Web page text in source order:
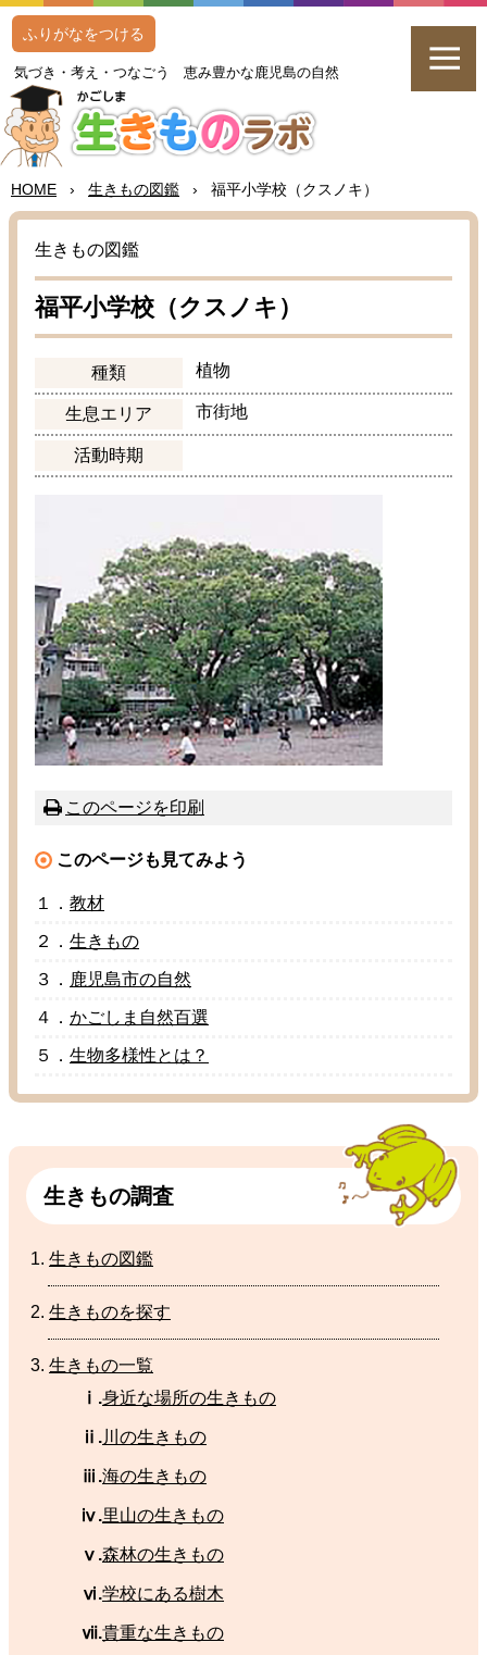
気づき・考え・つなごう恵み豊かな鹿児島の自然
ふりがなをつける
HOME › 生きもの図鑑 › 福平小学校 （クスノキ）
生きもの図鑑
福平小学校 （クスノキ）
種類 植物
生息エリア 市街地
活動時期
このページを印刷
このページも 見てみよう
１． 教材
２． 生きもの
３． 鹿児島市の自然
４． かごしま 自然百選
５． 生物多様性とは？
生きもの調査
生きもの図鑑
生きものを探す
生きもの一覧
ⅰ.身近な場所の生きもの
ⅱ.川 の生きもの
ⅲ.海の生きもの
ⅳ.里山の生きもの
ⅴ.森林の生きもの
ⅵ.学校にある樹木
ⅶ.貴重な生きもの